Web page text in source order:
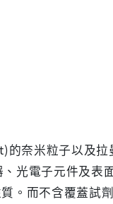
奈米粒子以及拉
光電子元件及表
。而不含覆蓋試